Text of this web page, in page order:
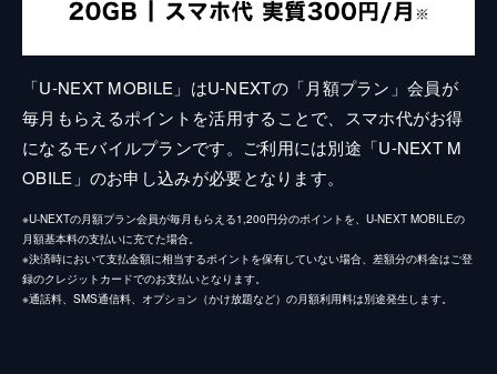
「U-NEXT MOBILE」はU-NEXTの「月額プラン」会員が
毎月もらえるポイントを活用することで、スマホ代がお得
になるモバイルプランです。ご利用には別途「U-NEXT M
OBILE」のお申し込みが必要となります。
※U-NEXTの月額プラン会員が毎月もらえる1,200円分のポイントを、U-NEXT MOBILEの
月額基本料の支払いに充てた場合。
※決済時において支払金額に相当するポイントを保有していない場合、差額分の料金はご登
録のクレジットカードでのお支払いとなります。
※通話料、SMS通信料、オプション（かけ放題など）の月額利用料は別途発生します。